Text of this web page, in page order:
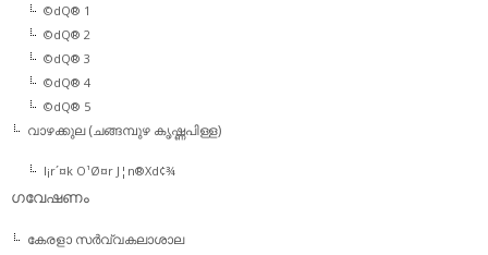
©dQ® 1
©dQ® 2
©dQ® 3
©dQ® 4
©dQ® 5
വാഴക്കുല (ചങ്ങമ്പുഴ കൃഷ്ണപിള്ള)
l¡r´¤k O¹Ø¤r J¦n®Xd¢¾
ഗവേഷണം
കേരളാ സര്‍വ്വകലാശാല